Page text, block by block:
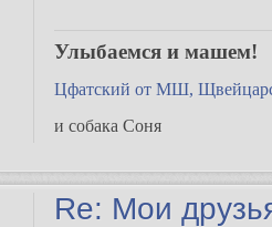
Улыбаемся и машем!
Цфатский от МШ,
и собака Соня
Re: Мои